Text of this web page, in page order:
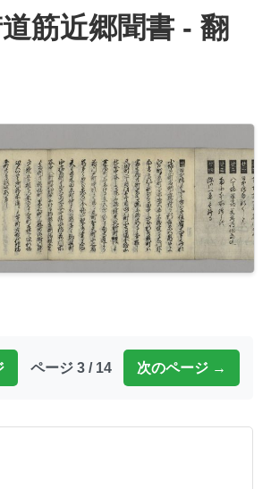
筋近郷聞書 - 翻
ページ 3 / 14 次のページ →